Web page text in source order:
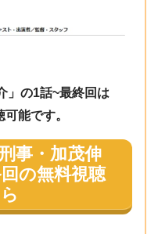
」の1話~最終回は
能です。
事・加茂伸
の無料視聴